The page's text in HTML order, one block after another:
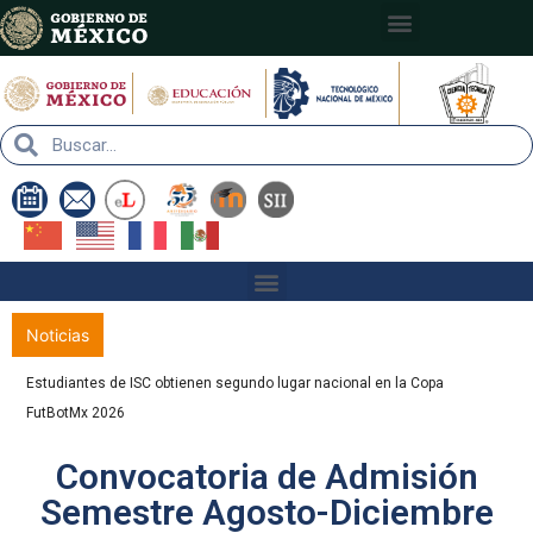
Nota:
este
sitio
web
incluye
un
sistema
de
accesibilidad.
Noticias
Estudiantes de ISC obtienen segundo lugar nacional en la Copa
FutBotMx 2026
Convocatoria de Admisión
Semestre Agosto-Diciembre